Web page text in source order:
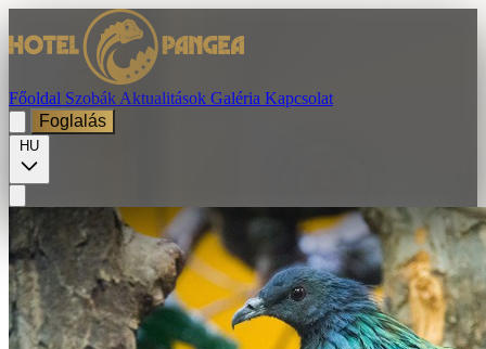
Főoldal Szobák Aktualitások Galéria Kapcsolat
Foglalás
HU